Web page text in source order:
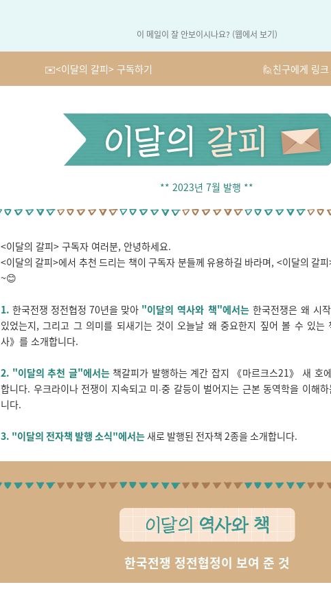
이 메일이 잘 안보이시나요? (웹에서 보기)
✉️<이달의 갈피> 구독하기 🙋친구에게 링
** 2023년 7월 발행 **
<이달의 갈피> 구독자 여러분, 안녕하세요.
<이달의 갈피>에서 추천 드리는 책이 구독자 분들께 유용하길 바라며, <이달의 갈
~😊
1.한국전쟁 정전협정 70년을 맞아 "이달의 역사와 책"에서는 한국전쟁은 왜 시
있었는지, 그리고 그 의미를 되새기는 것이 오늘날 왜 중요한지 짚어 볼 수 있는
사》를 소개합니다.
2. "이달의 추천 글"에서는 책갈피가 발행하는 계간 잡지 《마르크스21》 새 호
합니다. 우크라이나 전쟁이 지속되고 미∙중 갈등이 벌어지는 근본 동역학을 이해
니다.
3. "이달의 전자책 발행 소식"에서는새로 발행된 전자책 2종을 소개합니다.
한국전쟁 정전협정이 보여 준 것